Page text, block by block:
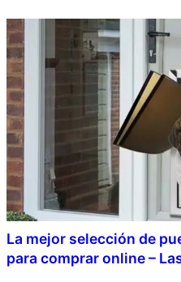
La mejor selección de
para comprar online –